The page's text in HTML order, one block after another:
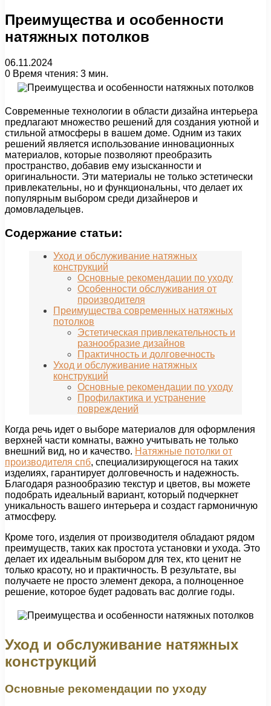
Преимущества и особенности
натяжных потолков
06.11.2024
0 Время чтения: 3 мин.
Современные технологии в области дизайна интерьера
предлагают множество решений для создания уютной и
стильной атмосферы в вашем доме. Одним из таких
решений является использование инновационных
материалов, которые позволяют преобразить
пространство, добавив ему изысканности и
оригинальности. Эти материалы не только эстетически
привлекательны, но и функциональны, что делает их
популярным выбором среди дизайнеров и
домовладельцев.
Содержание статьи:
Уход и обслуживание натяжных
конструкций
Основные рекомендации по уходу
Особенности обслуживания от
производителя
Преимущества современных натяжных
потолков
Эстетическая привлекательность и
разнообразие дизайнов
Практичность и долговечность
Уход и обслуживание натяжных
конструкций
Основные рекомендации по уходу
Профилактика и устранение
повреждений
Когда речь идет о выборе материалов для оформления
верхней части комнаты, важно учитывать не только
внешний вид, но и качество. Натяжные потолки от
производителя спб, специализирующегося на таких
изделиях, гарантирует долговечность и надежность.
Благодаря разнообразию текстур и цветов, вы можете
подобрать идеальный вариант, который подчеркнет
уникальность вашего интерьера и создаст гармоничную
атмосферу.
Кроме того, изделия от производителя обладают рядом
преимуществ, таких как простота установки и ухода. Это
делает их идеальным выбором для тех, кто ценит не
только красоту, но и практичность. В результате, вы
получаете не просто элемент декора, а полноценное
решение, которое будет радовать вас долгие годы.
Уход и обслуживание натяжных
конструкций
Основные рекомендации по уходу